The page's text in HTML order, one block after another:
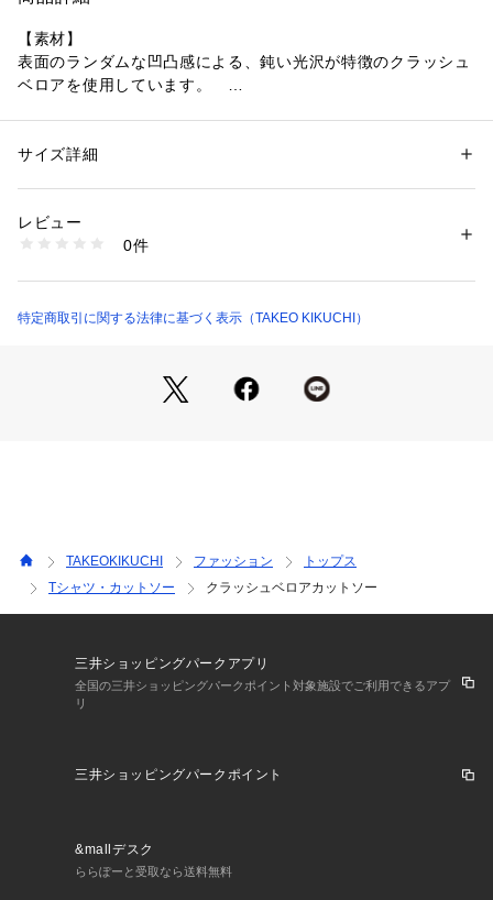
【素材】
表面のランダムな凹凸感による、鈍い光沢が特徴のクラッシュ
ベロアを使用しています。
ストレスの少ないオーバーサイズ設計。
ネック部分は光沢感のあるポリエステルの編立リブ、肩線には
に。
ファスナーと同色のゴールドのストッパーパーツもさりげない
－ BRAND CONCEPT －
時代を超えて支持されるトラディショナルなアイテムをベース
のミックススタイルを提案します。
【気になる商品はお気に入り登録をおススメ】
知をお知らせいたします。
ができます。
性別：メンズ
素材：本体: ポリエステル97％ ポリウレタン3％ リブ部分: ポリエステル9
生産国：中国製
1095800004583
サイズ詳細
レビュー
0件
特定商取引に関する法律に基づく表示（TAKEO KIKUCHI）
TAKEOKIKUCHI ファッション
トップス
Tシャツ・カットソー
クラッシュベロアカットソー
三井ショッピングパークアプリ
全国の三井ショッピングパークポイント対象施設でご利用できるアプ
リ
三井ショッピングパークポイント
&mallデスク
ららぽーと受取なら送料無料